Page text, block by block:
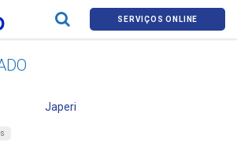
SERVIÇOS ONLINE
Japeri